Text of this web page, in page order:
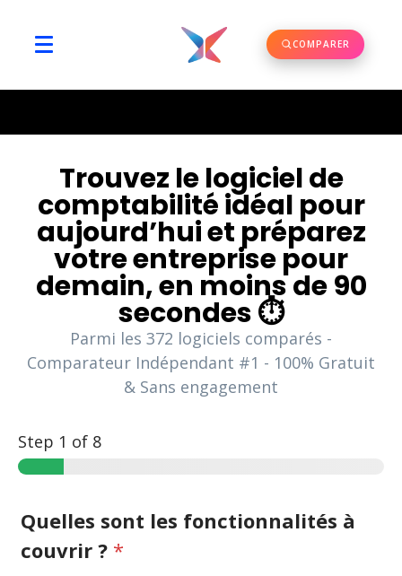
COMPARER
Trouvez le logiciel de
comptabilité idéal pour
aujourd’hui et préparez
votre entreprise pour
demain, en moins de 90
secondes ⏱️
Parmi les 372 logiciels comparés -
Comparateur Indépendant #1 - 100% Gratuit
& Sans engagement
Step 1 of 8
Quelles sont les fonctionnalités à
couvrir ? *